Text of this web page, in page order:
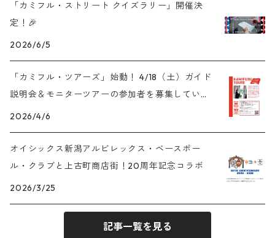
「カミフル・ストリート クイズラリー」開催決
定！🎉
2026/6/5
「カミフル・ツアーズ」始動！ 4/18（土）ガイド
説明会＆モニターツアーの参加者を募集していま
す✨
2026/4/6
オイシックス新潟アルビレックス・ベースボー
ル・クラブと上古町商店街！20周年記念コラボ
2026/3/25
記事一覧を見る